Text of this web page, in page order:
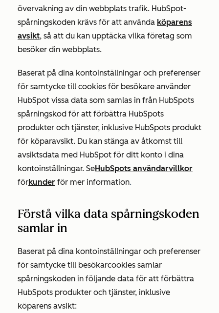
övervakning av din webbplats trafik. HubSpot-
spårningskoden krävs för att använda köparens
avsikt, så att du kan upptäcka vilka företag som
besöker din webbplats.
Baserat på dina kontoinställningar och preferenser
för samtycke till cookies för besökare använder
HubSpot vissa data som samlas in från HubSpots
spårningskod för att förbättra HubSpots
produkter och tjänster, inklusive HubSpots produkt
för köparavsikt. Du kan stänga av åtkomst till
avsiktsdata med HubSpot för ditt konto i dina
kontoinställningar. SeHubSpots användarvillkor
förkunder för mer information.
Förstå vilka data spårningskoden
samlar in
Baserat på dina kontoinställningar och preferenser
för samtycke till besökarcookies samlar
spårningskoden in följande data för att förbättra
HubSpots produkter och tjänster, inklusive
köparens avsikt: